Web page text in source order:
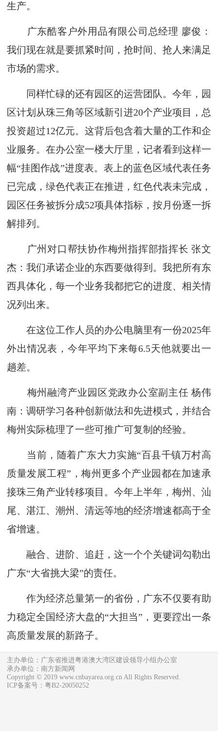
生产。
广东酷客户外用品有限公司总经理 廖俊：
我们现在就是要抓紧时间，抢时间、抢人来满足
市场的需求。
同样忙碌的还有园区的运营团队。今年，园
区计划从珠三角等区域新引进20个产业项目，总
投资超过12亿元。这背后包含着大量的工作和企
业服务。在办公室一楼大厅里，记者看到这样一
幅“挂图作战”进度表。表上的蓝色区域代表任务
已完成，绿色代表正在推进，红色代表未完成，
园区任务被拆分成52项具体指标，按月份逐一拆
解排列。
广州对口帮扶协作梅州指挥部指挥长 张文
杰：我们承诺企业的东西要做得到。我把所有东
西具体化，每一个业务我都把它的进度、相关情
况列出来。
在这位工作人员的办公电脑里有一份2025年
外出情况表，今年平均下来每6.5天他就要出一
趟差。
梅州融湾产业园区党政办公室副主任 杨伟
南：调研学习各种创新做法和先进模式，并结合
梅州实际梳理了一些可推广可复制的经验。
当前，随着广东大力实施“百县千镇万村高
质量发展工程”，梅州更多个产业园都在加速承
接珠三角产业转移项目。今年上半年，梅州、汕
尾、湛江、潮州、清远等地的经济增速都高于全
省增速。
融合、进阶、追赶，这一个个关键词勾勒出
广东“大省挑大梁”的责任。
作为经济总量第一的省份，广东不仅要有助
力稳定全国经济大盘的“大担当”，更要蹚出一条
高质量发展的新路子。
主办单位：广东省推进粤港澳大湾区建设领导小组办公室
承办单位：南方新闻网
Copyright © 2019 www.cnbayarea.org.cn All Rights Reserved.
ICP备案号：粤B2-20050252